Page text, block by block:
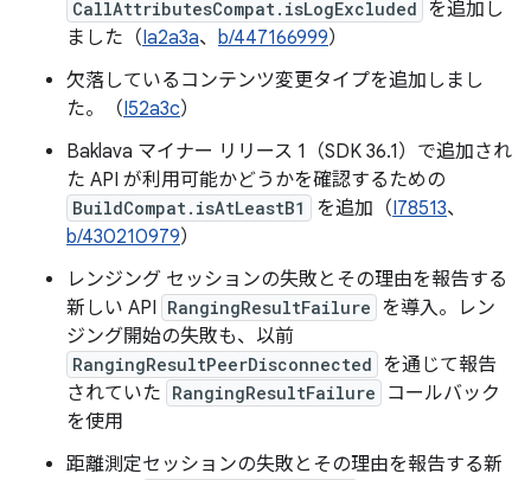
CallAttributesCompat.isLogExcluded を追加し
ました（Ia2a3a、 b/447166999）
欠落しているコンテンツ変更タイプを追加しまし
た。（I52a3c）
Baklava マイナー リリース 1（SDK 36.1）で追加され
た API が利用可能かどうかを確認するための
BuildCompat.isAtLeastB1 を追加（I78513、
b/430210979）
レンジング セッションの失敗とその理由を報告する
新しい API RangingResultFailure を導入。レン
ジング開始の失敗も、以前
RangingResultPeerDisconnected を通じて報告
されていた RangingResultFailure
コールバック
を使用
距離測定セッションの失敗とその理由を報告する新